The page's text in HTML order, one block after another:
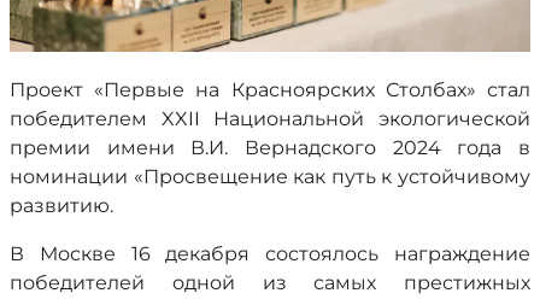
Проект «Первые на Красноярских Столбах» стал
победителем XXII Национальной экологической
премии имени В.И. Вернадского 2024 года в
номинации «Просвещение как путь к устойчивому
развитию.
В Москве 16 декабря состоялось награждение
победителей одной из самых престижных